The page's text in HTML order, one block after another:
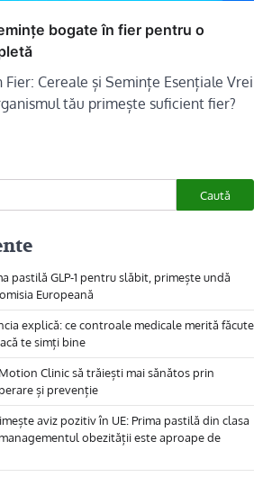
bogate în fier pentru o
Cereale și Semințe Esențiale Vrei
tău primește suficient fier?
Caută
pastilă GLP-1 pentru slăbit, primește undă
Europeană
explică: ce controale medicale merită făcute
te simți bine
Clinic să trăiești mai sănătos prin
și prevenție
aviz pozitiv în UE: Prima pastilă din clasa
managementul obezității este aproape de